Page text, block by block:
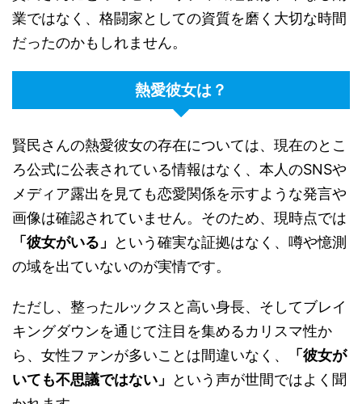
業ではなく、格闘家としての資質を磨く大切な時間
だったのかもしれません。
熱愛彼女は？
賢民さんの熱愛彼女の存在については、現在のとこ
ろ公式に公表されている情報はなく、本人のSNSや
メディア露出を見ても恋愛関係を示すような発言や
画像は確認されていません。そのため、現時点では
「彼女がいる」
という確実な証拠はなく、噂や憶測
の域を出ていないのが実情です。
ただし、整ったルックスと高い身長、そしてブレイ
キングダウンを通じて注目を集めるカリスマ性か
ら、女性ファンが多いことは間違いなく、
「彼女が
いても不思議ではない」
という声が世間ではよく聞